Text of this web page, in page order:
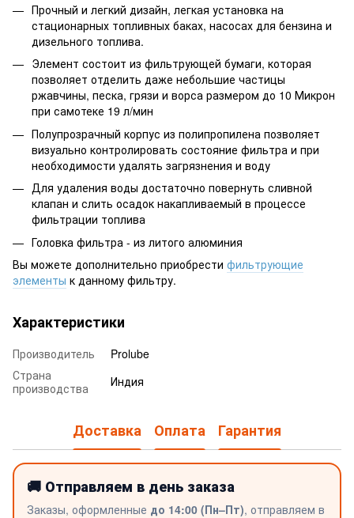
Прочный и легкий дизайн, легкая установка на
стационарных топливных баках, насосах для бензина и
дизельного топлива.
Элемент состоит из фильтрующей бумаги, которая
позволяет отделить даже небольшие частицы
ржавчины, песка, грязи и ворса размером до 10 Микрон
при самотеке 19 л/мин
Полупрозрачный корпус из полипропилена позволяет
визуально контролировать состояние фильтра и при
необходимости удалять загрязнения и воду
Для удаления воды достаточно повернуть сливной
клапан и слить осадок накапливаемый в процессе
фильтрации топлива
Головка фильтра - из литого алюминия
Вы можете дополнительно приобрести фильтрующие
элементы к данному фильтру.
Характеристики
Производитель
Prolube
Страна
производства
Индия
Доставка Оплата Гарантия
🚚 Отправляем в день заказа
Заказы, оформленные до 14:00 (Пн–Пт), отправляем в